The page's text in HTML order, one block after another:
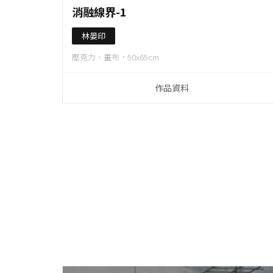
消融線界-1
林晏印
壓克力、畫布，50x65cm
作品資料